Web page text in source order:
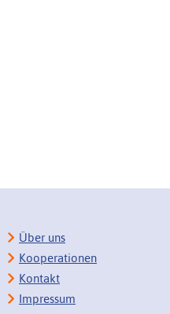
Über uns
Kooperationen
Kontakt
Impressum